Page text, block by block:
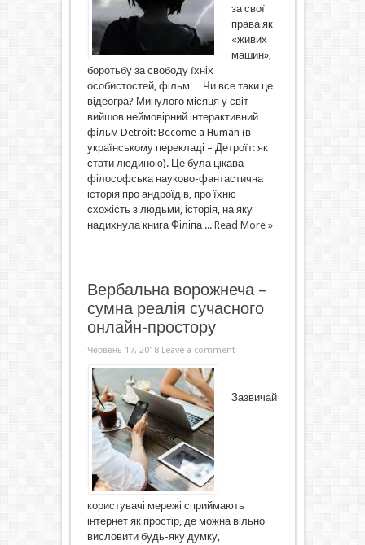
за свої
права як
«живих
машин»,
боротьбу за свободу їхніх
особистостей, фільм… Чи все таки це
відеогра? Минулого місяця у світ
вийшов неймовірний інтерактивний
фільм Detroit: Become a Human (в
українському перекладі – Детроїт: як
стати людиною). Це була цікава
філософська науково-фантастична
історія про андроїдів, про їхню
схожість з людьми, історія, на яку
надихнула книга Філіпа ... Read More »
Вербальна ворожнеча –
сумна реалія сучасного
онлайн-простору
Червень 17, 2018 Leave a comment
Зазвичай
користувачі мережі сприймають
інтернет як простір, де можна вільно
висловити будь-яку думку,